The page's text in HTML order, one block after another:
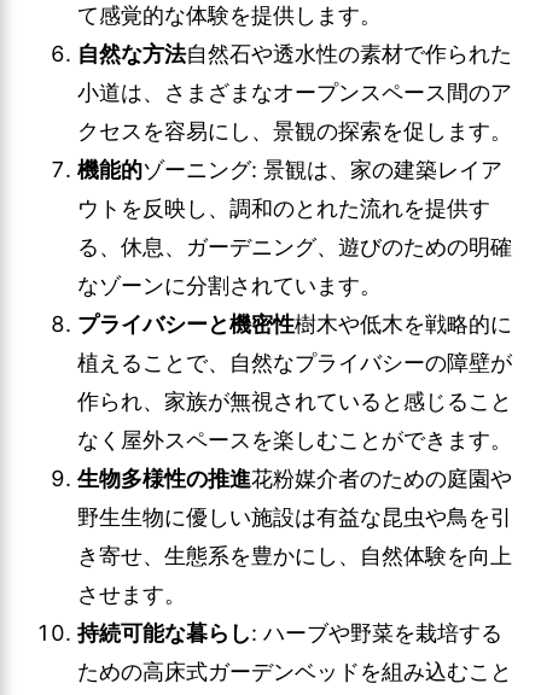
て感覚的な体験を提供します。
自然な方法自然石や透水性の素材で作られた
小道は、さまざまなオープンスペース間のア
クセスを容易にし、景観の探索を促します。
機能的ゾーニング: 景観は、家の建築レイア
ウトを反映し、調和のとれた流れを提供す
る、休息、ガーデニング、遊びのための明確
なゾーンに分割されています。
プライバシーと機密性樹木や低木を戦略的に
植えることで、自然なプライバシーの障壁が
作られ、家族が無視されていると感じること
なく屋外スペースを楽しむことができます。
生物多様性の推進花粉媒介者のための庭園や
野生生物に優しい施設は有益な昆虫や鳥を引
き寄せ、生態系を豊かにし、自然体験を向上
させます。
持続可能な暮らし: ハーブや野菜を栽培する
ための高床式ガーデンベッドを組み込むこと